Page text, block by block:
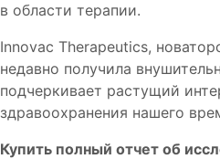
в области терапии.
Innovac Therapeutics,
недавно получила
подчеркивает растущий
здравоохранения нашего
Купить полный отчет об